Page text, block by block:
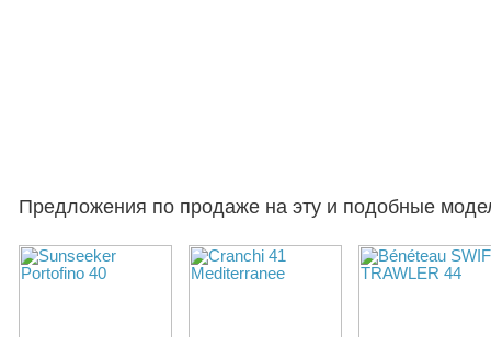
Предложения по продаже на эту и подобные